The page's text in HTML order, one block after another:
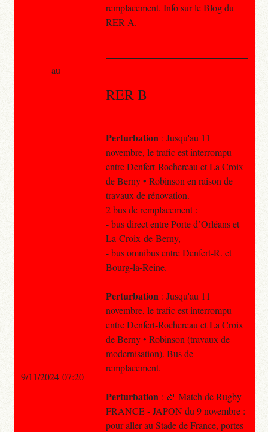
remplacement. Info sur le Blog du
RER A.
RER B
Perturbation : Jusqu'au 11
novembre, le trafic est interrompu
entre Denfert-Rochereau et La Croix
de Berny • Robinson en raison de
travaux de rénovation.
2 bus de remplacement :
- bus direct entre Porte d’Orléans et
La-Croix-de-Berny,
- bus omnibus entre Denfert-R. et
Bourg-la-Reine.
Perturbation : Jusqu'au 11
novembre, le trafic est interrompu
entre Denfert-Rochereau et La Croix
de Berny • Robinson (travaux de
modernisation). Bus de
remplacement.
Perturbation : 🏉 Match de Rugby
FRANCE - JAPON du 9 novembre :
pour aller au Stade de France, portes
au
9/11/2024 07:20